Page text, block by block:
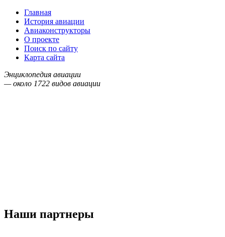
Главная
История авиации
Авиаконструкторы
О проекте
Поиск по сайту
Карта сайта
Энциклопедия авиации
— около 1722 видов авиации
Наши партнеры